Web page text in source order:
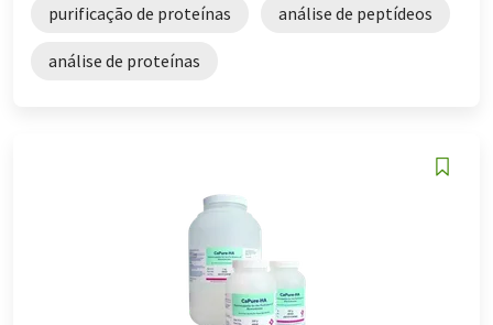
purificação de proteínas análise de peptídeos
análise de proteínas